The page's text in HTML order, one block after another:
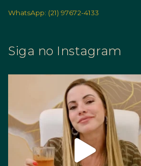
WhatsApp: (21) 97672-4133
Siga no Instagram